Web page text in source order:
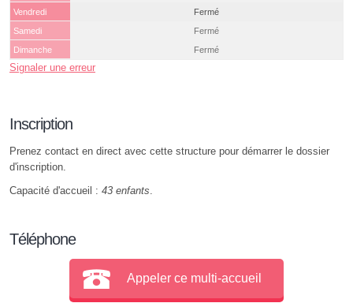
Vendredi
Fermé
Samedi
Fermé
Dimanche
Fermé
Signaler une erreur
Inscription
Prenez contact en direct avec cette structure pour démarrer le dossier
d'inscription.
Capacité d'accueil : 43 enfants
Téléphone
Appeler ce multi-accueil